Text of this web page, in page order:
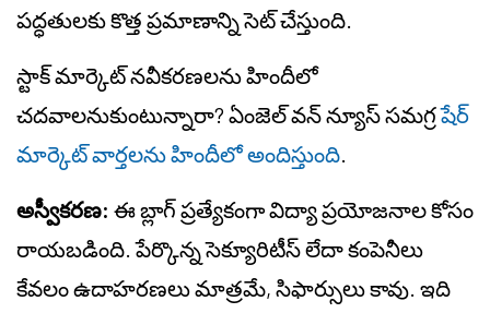
పద్ధతులకు కొత్త ప్రమాణాన్ని సెట్ చేస్తుంది.
స్టాక్ మార్కెట్ నవీకరణలను హిందీలో
చదవాలనుకుంటున్నారా? ఏంజెల్ వన్ న్యూస్ సమగ్రషేర్
మార్కెట్ వార్తలను హిందీలో అందిస్తుంది.
అస్వీకరణ: ఈ బ్లాగ్ ప్రత్యేకంగా విద్యా ప్రయోజనాల కోసం
రాయబడింది. పేర్కొన్న సెక్యూరిటీస్ లేదా కంపెనీలు
కేవలం ఉదాహరణలు మాత్రమే, సిఫార్సులు కావు. ఇది